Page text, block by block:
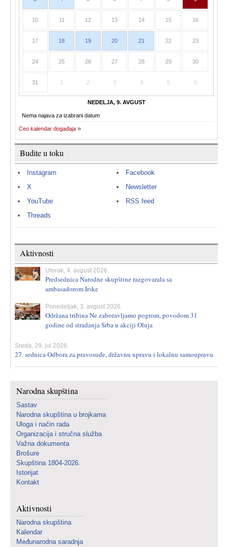
10 11 12 13 14 15 16
17 18 19 20 21 22 23
24 25 26 27 28 29 30
31 1 2 3 4 5 6
NEDELJA, 9. AVGUST
Nema najava za izabrani datum
Ceo kalendar događaja
Budite u toku
Instagram
X
YouTube
Threads
Facebook
Newsletter
RSS feed
Aktivnosti
Utorak, 4. avgust 2026.
Predsednica Narodne skupštine razgovarala sa
ambasadorom Irske
Ponedeljak, 3. avgust 2026.
Održana tribina Ne zaboravljamo pogrom, povodom 31
godine od stradanja Srba u akciji Oluja
Sreda, 29. jul 2026.
27. sednica Odbora za pravosuđe, državnu upravu i lokalnu samoupravu
Narodna skupština
Sastav
Narodna skupština u brojkama
Uloga i način rada
Organizacija i stručna služba
Važna dokumenta
Brošure
Skupština 1804-2026.
Istorijat
Kontakt
Aktivnosti
Narodna skupština
Kalendar
Međunarodna saradnja